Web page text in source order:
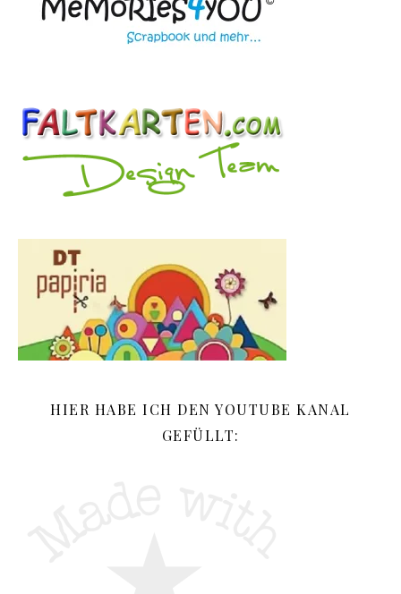
HIER HABE ICH DEN YOUTUBE KANAL
GEFÜLLT: